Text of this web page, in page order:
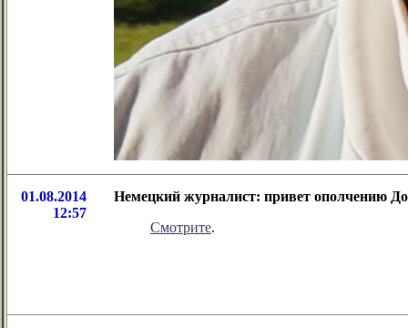
01.08.2014
12:57
Немецкий журналист: привет ополчению
Смотрите.